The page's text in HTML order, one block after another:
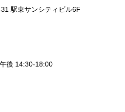
駅東サンシティビル6F
後 14:30-18:00